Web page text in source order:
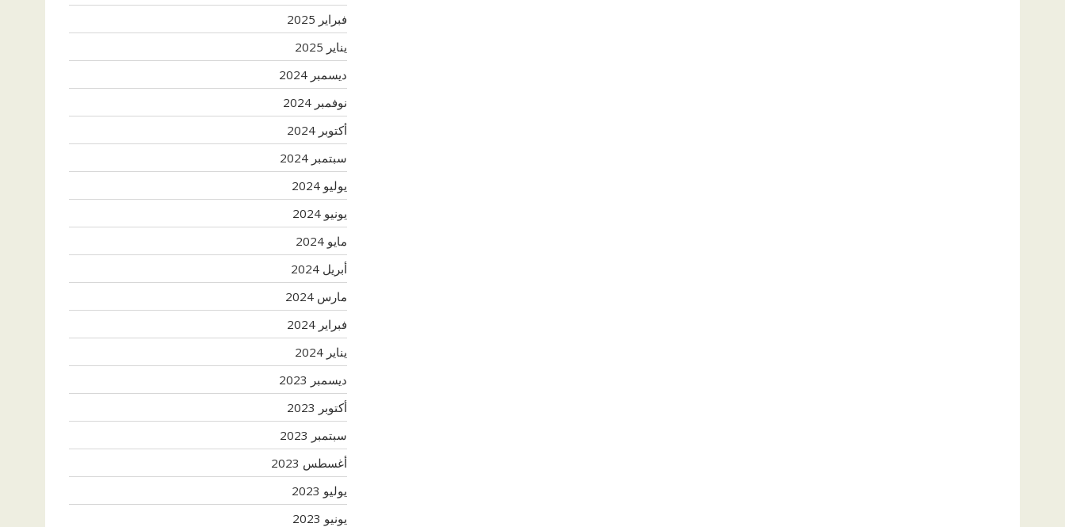
فبراير 2025
يناير 2025
ديسمبر 2024
نوفمبر 2024
أكتوبر 2024
سبتمبر 2024
يوليو 2024
يونيو 2024
مايو 2024
أبريل 2024
مارس 2024
فبراير 2024
يناير 2024
ديسمبر 2023
أكتوبر 2023
سبتمبر 2023
أغسطس 2023
يوليو 2023
يونيو 2023